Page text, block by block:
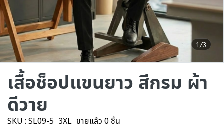
1/3
เสื้อช็อปแขนยาว สีกรม ผ้า
ดีวาย
SKU : SL09-5 3XL ขายแล้ว 0 ชิ้น